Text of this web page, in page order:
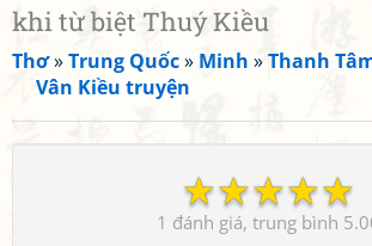
khi từ biệt Thuý Kiều
Thơ»Trung Quốc» Minh »Thanh
Vân Kiều truyện
☆
☆
☆
☆
☆
1